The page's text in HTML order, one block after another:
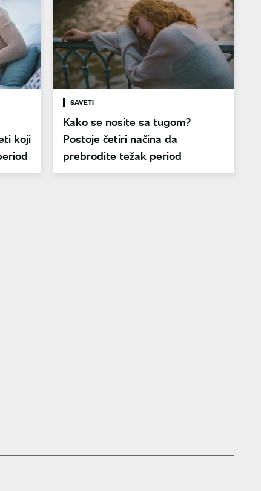
koji
SAVETI
Kako se nosite sa tugom?
Postoje četiri načina da
prebrodite težak period